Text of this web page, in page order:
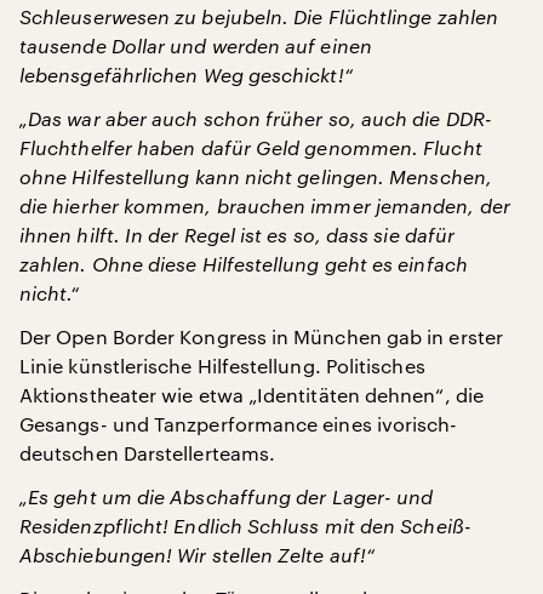
Schleuserwesen zu bejubeln. Die Flüchtlinge zahlen
tausende Dollar und werden auf einen
lebensgefährlichen Weg geschickt!“
„Das war aber auch schon früher so, auch die DDR-
Fluchthelfer haben dafür Geld genommen. Flucht
ohne Hilfestellung kann nicht gelingen. Menschen,
die hierher kommen, brauchen immer jemanden, der
ihnen hilft. In der Regel ist es so, dass sie dafür
zahlen. Ohne diese Hilfestellung geht es einfach
nicht.“
Der Open Border Kongress in München gab in erster
Linie künstlerische Hilfestellung. Politisches
Aktionstheater wie etwa „Identitäten dehnen“, die
Gesangs- und Tanzperformance eines ivorisch-
deutschen Darstellerteams.
„Es geht um die Abschaffung der Lager- und
Residenzpflicht! Endlich Schluss mit den Scheiß-
Abschiebungen! Wir stellen Zelte auf!“